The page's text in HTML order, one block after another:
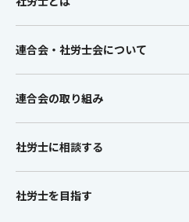
連合会・社労士会について
連合会の取り組み
社労士に相談する
社労士を目指す